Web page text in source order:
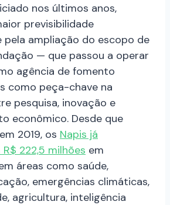
nos últimos anos,
previsibilidade
pela ampliação do escopo de
— que passou a operar
agência de fomento
como peça-chave na
pesquisa, inovação e
econômico. Desde que
2019, os Napis já
222,5 milhões em
áreas como saúde,
emergências climáticas,
agricultura, inteligência